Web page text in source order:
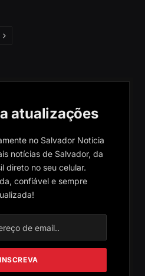
Próximo
atualizações
no Salvador Notícia
notícias de Salvador, da
direto no seu celular.
confiável e sempre